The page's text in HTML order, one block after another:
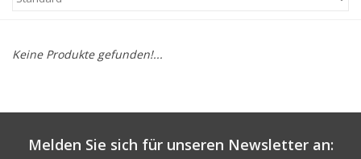
Marken
Info zur grösse
Keine Produkte gefunden!...
Melden Sie sich für unseren Newsletter an: